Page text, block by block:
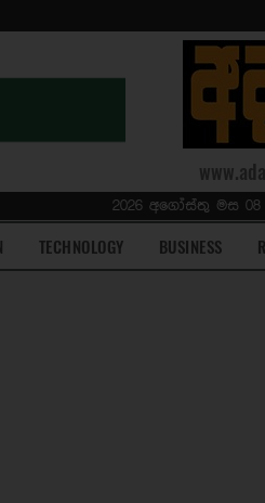
2026 අගෝස්තු මස
TECHNOLOGY BUSINESS